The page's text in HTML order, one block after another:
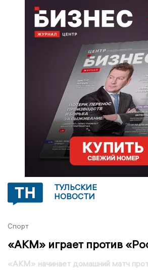
ТУЛЬСКИЕ
НОВОСТИ
Спорт
«АКМ» играет против
«АКМ» начинает домашний матч